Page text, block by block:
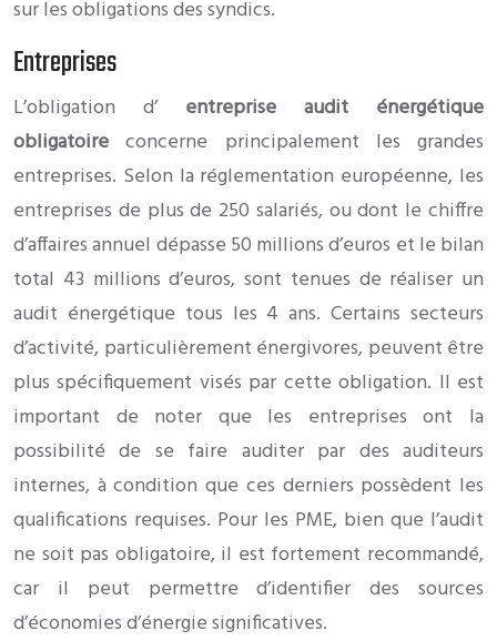
sur les obligations des syndics.
Entreprises
L’obligation d’ entreprise audit énergétique
obligatoireconcerne principalement les grandes
entreprises. Selon la réglementation européenne, les
entreprises de plus de 250 salariés, ou dont le chiffre
d’affaires annuel dépasse 50 millions d’euros et le bilan
total 43 millions d’euros, sont tenues de réaliser un
audit énergétique tous les 4 ans. Certains secteurs
d’activité, particulièrement énergivores, peuvent être
plus spécifiquement visés par cette obligation. Il est
important de noter que les entreprises ont la
possibilité de se faire auditer par des auditeurs
internes, à condition que ces derniers possèdent les
qualifications requises. Pour les PME, bien que l’audit
ne soit pas obligatoire, il est fortement recommandé,
car il peut permettre d’identifier des sources
d’économies d’énergie significatives.